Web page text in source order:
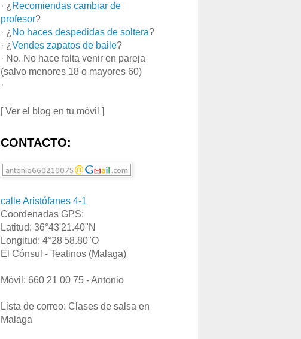
· ¿ Recomiendas cambiar de
profesor?
· ¿ No haces despedidas de soltera?
· ¿ Vendes zapatos de baile?
· No. No hace falta venir en pareja
(salvo menores 18 o mayores 60)
·
[ Ver el blog en tu móvil ]
CONTACTO:
calle Aristófanes 4-1
Coordenadas GPS:
Latitud: 36°43'21.40"N
Longitud: 4°28'58.80"O
El Cónsul - Teatinos (Malaga)
Móvil: 660 21 00 75 - Antonio
Lista de correo: Clases de salsa en
Malaga